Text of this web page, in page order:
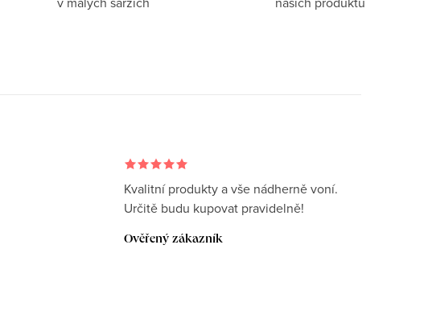
Kvalitní produkty a vše nádherně voní.
Určitě budu kupovat pravidelně!
Ověřený zákazník